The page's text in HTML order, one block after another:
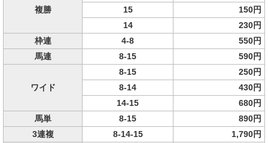
複勝
15
150円
14
230円
枠連
4-8
550円
馬連
8-15 590円
ワイド
8-15
250円
8-14
430円
14-15
680円
馬単
8-15
890円
3連複
8-14-15
1,790円